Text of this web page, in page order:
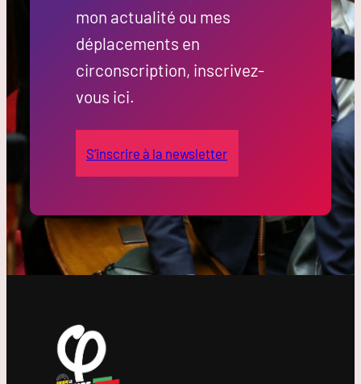
mon actualité ou mes
déplacements en
circonscription, inscrivez-
vous ici.
S’inscrire à la newsletter